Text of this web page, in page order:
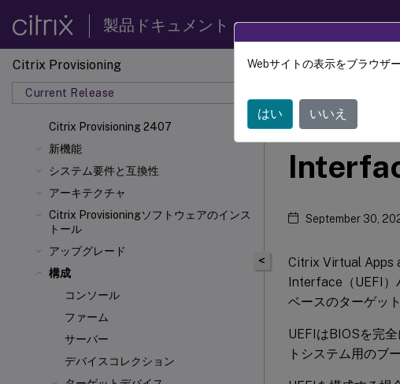
製品ドキュメント
Citrix Provisioning
Current Release
Citrix Provisioning 2407
新機能
システム要件と互換性
アーキテクチャ
Citrix Provisioningソフトウェアのインス
トール
アップグレード
構成
コンソール
ファーム
サーバー
デバイスコレクション
Citrix
<
Unified
September 30,
Citrix Virtual Apps
Interface（UEFI）
ベースのターゲッ
UEFIはBIOSを完
トシステム用のブ
Webサイトの表示をブラウザ
はい いいえ